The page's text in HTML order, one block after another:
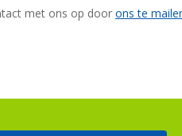
met ons op door ons te